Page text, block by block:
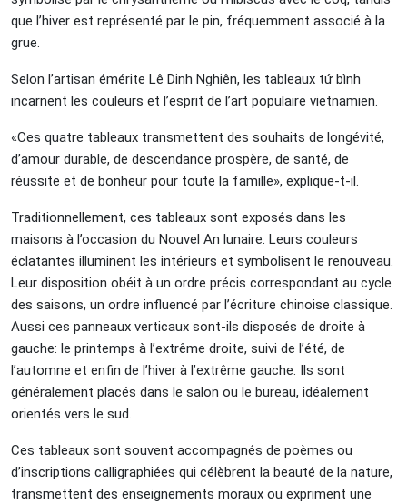
que l’hiver est représenté par le pin, fréquemment associé à la
grue.
Selon l’artisan émérite Lê Dinh Nghiên, les tableaux tứ bình
incarnent les couleurs et l’esprit de l’art populaire vietnamien.
«Ces quatre tableaux transmettent des souhaits de longévité,
d’amour durable, de descendance prospère, de santé, de
réussite et de bonheur pour toute la famille», explique-t-il.
Traditionnellement, ces tableaux sont exposés dans les
maisons à l’occasion du Nouvel An lunaire. Leurs couleurs
éclatantes illuminent les intérieurs et symbolisent le renouveau.
Leur disposition obéit à un ordre précis correspondant au cycle
des saisons, un ordre influencé par l’écriture chinoise classique.
Aussi ces panneaux verticaux sont-ils disposés de droite à
gauche: le printemps à l’extrême droite, suivi de l’été, de
l’automne et enfin de l’hiver à l’extrême gauche. Ils sont
généralement placés dans le salon ou le bureau, idéalement
orientés vers le sud.
Ces tableaux sont souvent accompagnés de poèmes ou
d’inscriptions calligraphiées qui célèbrent la beauté de la nature,
transmettent des enseignements moraux ou expriment une